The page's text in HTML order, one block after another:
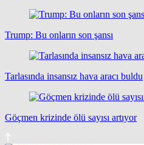
Trump: Bu onların son şansı
Tarlasında insansız hava aracı buldu
Göçmen krizinde ölü sayısı artıyor